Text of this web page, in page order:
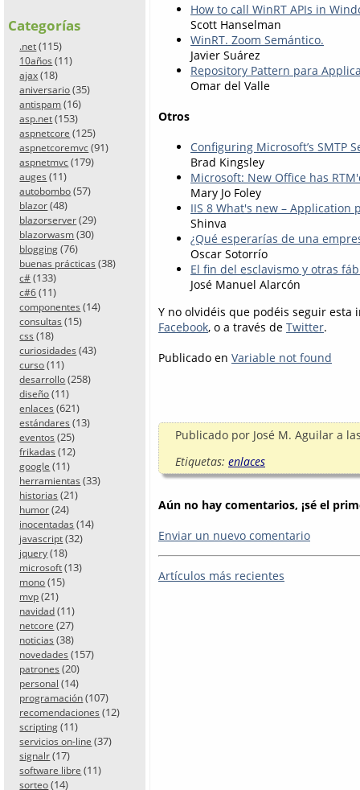
Categorías
.net (115)
10años (11)
ajax (18)
aniversario (35)
antispam (16)
asp.net (153)
aspnetcore (125)
aspnetcoremvc (91)
aspnetmvc (179)
auges (11)
autobombo (57)
blazor (48)
blazorserver (29)
blazorwasm (30)
blogging (76)
buenas prácticas (38)
c# (133)
c#6 (11)
componentes (14)
consultas (15)
css (18)
curiosidades (43)
curso (11)
desarrollo (258)
diseño (11)
enlaces (621)
estándares (13)
eventos (25)
frikadas (12)
google (11)
herramientas (33)
historias (21)
humor (24)
inocentadas (14)
javascript (32)
jquery (18)
microsoft (13)
mono (15)
mvp (21)
navidad (11)
netcore (27)
noticias (38)
novedades (157)
patrones (20)
personal (14)
programación (107)
recomendaciones (12)
scripting (11)
servicios on-line (37)
signalr (17)
software libre (11)
sorteo (14)
How to call WinRT APIs in
Scott Hanselman
WinRT. Zoom Semántico.
Javier Suárez
Repository Pattern para
Omar del Valle
Otros
Configuring Microsoft’s SMTP
Brad Kingsley
Microsoft: New Office has
Mary Jo Foley
IIS 8 What's new – Application
Shinva
¿Qué esperarías de una
Oscar Sotorrío
El fin del esclavismo y otras
José Manuel Alarcón
Y no olvidéis que podéis seguir
Facebook, o a través de Twitter.
Publicado en Variable not found
Publicado por José M. Aguilar a
Etiquetas: enlaces
Aún no hay comentarios, ¡sé el
Enviar un nuevo comentario
Artículos más recientes